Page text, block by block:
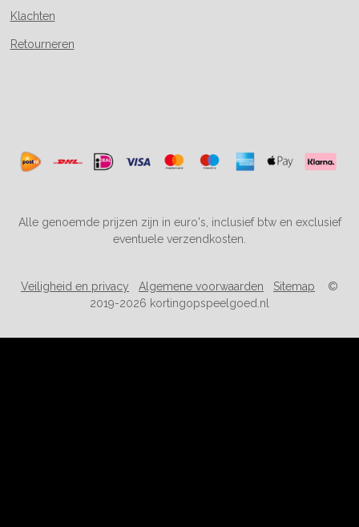
Klachten
Retourneren
Alle genoemde prijzen zijn in euro's, inclusief btw en exclusief
eventuele verzendkosten.
Veiligheid en privacy Algemene voorwaarden Sitemap ©
2019-2026 kortingopspeelgoed.nl